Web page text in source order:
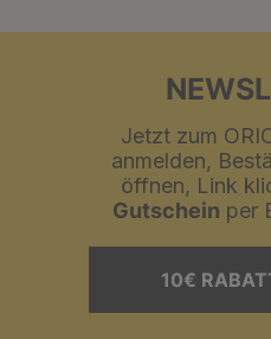
Jetzt zum
anmelden,
öffnen, Link
Gutschein per
10€